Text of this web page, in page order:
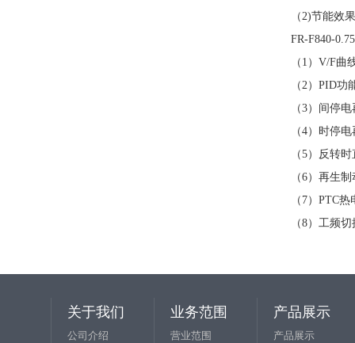
（2)节能效
FR-F840-
（1）V/F曲
（2）PID功
（3）间停
（4）时停
（5）反转
（6）再生
（7）PTC
（8）工频
关于我们
公司介绍
业务范围
营业范围
产品展示
产品展示